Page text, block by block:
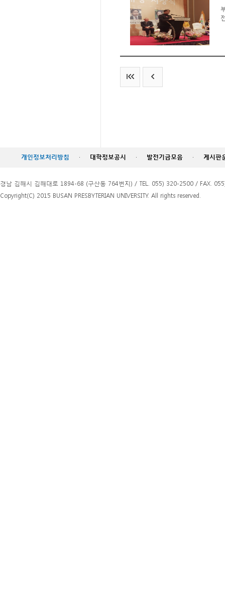
개인정보처리방침 · 대학정보공시 · 발전기금모음 · 게시판
경남 김해시 김해대로 1894-68 (구산동 764번지) / TEL. 055) 320-2500 / FAX.
Copyright(C) 2015 BUSAN PRESBYTERIAN UNIVERSITY. All rights reserved.